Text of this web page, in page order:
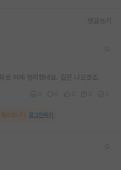
댓글쓰기
로 어제 정리했네요. 길은 나오겠죠.
요합니다. 로그인하기